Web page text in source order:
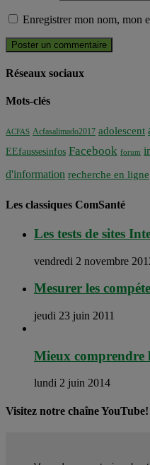
Enregistrer mon nom, mon
Réseaux sociaux
Mots-clés
ACFAS Acfasalimado2017 adolescent
EEfaussesinfos Facebook forum
d'information recherche en ligne
Les classiques ComSanté
Les tests de sites
vendredi 2 novembre
Mesurer les
jeudi 23 juin 2011
Mieux comprendre
lundi 2 juin 2014
Visitez notre chaîne YouTube!